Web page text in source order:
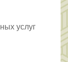
услуг